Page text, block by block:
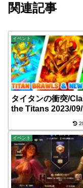
関連記事
イベント
タイタンの衝突/
the Titans 2023/
イベント